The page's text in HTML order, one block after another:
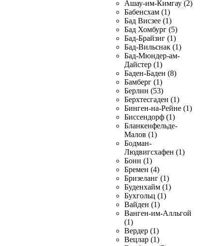
Ашау-им-Кимгау (2)
Бабенсхам (1)
Бад Висзее (1)
Бад Хомбург (5)
Бад-Брайзиг (1)
Бад-Вильснак (1)
Бад-Мюндер-ам-
Дайстер (1)
Баден-Баден (8)
Бамберг (1)
Берлин (53)
Берхтесгаден (1)
Бинген-на-Рейне (1)
Биссендорф (1)
Бланкенфельде-
Малов (1)
Бодман-
Людвигсхафен (1)
Бонн (1)
Бремен (4)
Бризеланг (1)
Буденхайм (1)
Бухгольц (1)
Вайден (1)
Ванген-им-Алльгой
(1)
Вердер (1)
Вецлар (1)